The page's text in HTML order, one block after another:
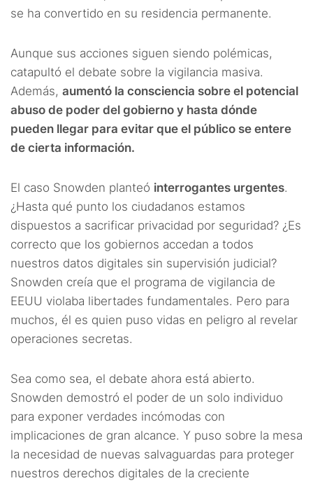
se ha convertido en su residencia permanente.
Aunque sus acciones siguen siendo polémicas,
catapultó el debate sobre la vigilancia masiva.
Además, aumentó la consciencia sobre el potencial
abuso de poder del gobierno y hasta dónde
pueden llegar para evitar que el público se entere
de cierta información.
El caso Snowden planteó interrogantes urgentes.
¿Hasta qué punto los ciudadanos estamos
dispuestos a sacrificar privacidad por seguridad? ¿Es
correcto que los gobiernos accedan a todos
nuestros datos digitales sin supervisión judicial?
Snowden creía que el programa de vigilancia de
EEUU violaba libertades fundamentales. Pero para
muchos, él es quien puso vidas en peligro al revelar
operaciones secretas.
Sea como sea, el debate ahora está abierto.
Snowden demostró el poder de un solo individuo
para exponer verdades incómodas con
implicaciones de gran alcance. Y puso sobre la mesa
la necesidad de nuevas salvaguardas para proteger
nuestros derechos digitales de la creciente